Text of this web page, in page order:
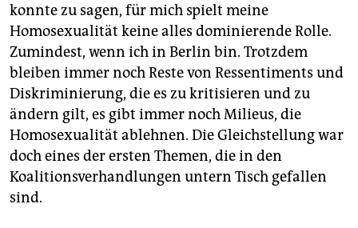
konnte zu sagen, für mich spielt meine
Homosexualität keine alles dominierende Rolle.
Zumindest, wenn ich in Berlin bin. Trotzdem
bleiben immer noch Reste von Ressentiments und
Diskriminierung, die es zu kritisieren und zu
ändern gilt, es gibt immer noch Milieus, die
Homosexualität ablehnen. Die Gleichstellung war
doch eines der ersten Themen, die in den
Koalitionsverhandlungen untern Tisch gefallen
sind.